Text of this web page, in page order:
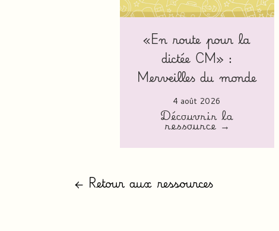
«En route pour la
dictée CM» :
Merveilles du monde
4 août 2026
Découvrir la
ressource →
← Retour aux ressources